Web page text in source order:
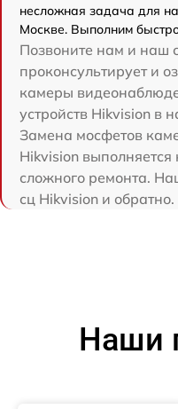
несложная задача для
Москве. Выполним
Позвоните нам и наш
проконсультирует и
камеры
устройств Hikvision в
Замена мосфетов
Hikvision выполняется
сложного ремонта.
сц Hikvision и обратно.
Наши